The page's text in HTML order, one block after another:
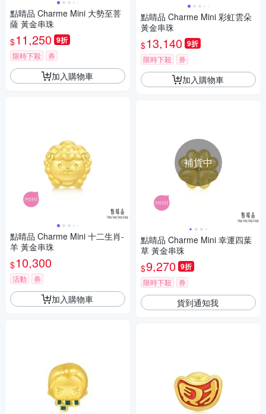
點睛品 Charme Mini 大勢至菩
薩 黃金串珠
$11,250 9折
限時下殺 券
加入購物車
點睛品 Charme Mini 十二生肖-
羊 黃金串珠
$10,300
活動 券
加入購物車
點睛品 Charme Mini 彩虹雲朵
黃金串珠
$13,140 9折
限時下殺 券
加入購物車
補貨中
點睛品 Charme Mini 幸運四葉
草 黃金串珠
$9,270 9折
限時下殺 券
貨到通知我